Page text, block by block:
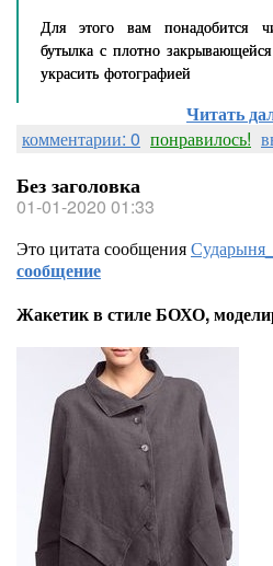
Для этого вам понадобится
бутылка с плотно
украсить фотографией
Читать
комментарии: 0 понравилось!
Без заголовка
01-01-2020 01:33
Это цитата сообщения
сообщение
Жакетик в стиле БОХО,